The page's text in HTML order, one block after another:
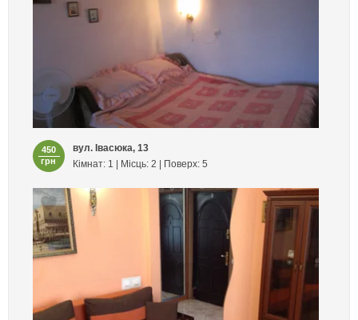
450
грн
вул. Івасюка, 13
Кімнат: 1 | Місць: 2 | Поверх: 5